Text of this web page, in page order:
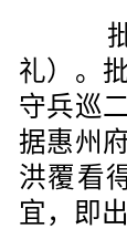
批
礼）。
守兵巡
据惠州
洪覆看
宜，即